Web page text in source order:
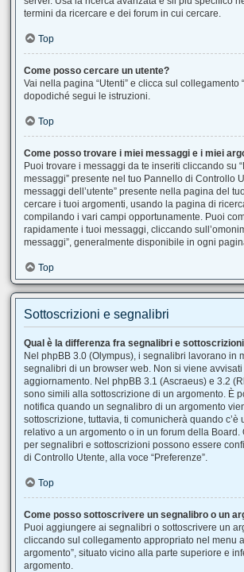
termini da ricercare e dei forum in cui cercare.
Top
Come posso cercare un utente?
Vai nella pagina “Utenti” e clicca sul collegamento
dopodiché segui le istruzioni.
Top
Come posso trovare i miei messaggi e i miei
Puoi trovare i messaggi da te inseriti cliccando su
messaggi” presente nel tuo Pannello di Controllo
messaggi dell’utente” presente nella pagina del
cercare i tuoi argomenti, usando la pagina di
compilando i vari campi opportunamente. Puoi
rapidamente i tuoi messaggi, cliccando
messaggi”, generalmente disponibile in ogni
Top
Sottoscrizioni e segnalibri
Qual è la differenza fra segnalibri e
Nel phpBB 3.0 (Olympus), i segnalibri lavorano in
segnalibri di un browser web. Non si viene
aggiornamento. Nel phpBB 3.1 (Ascraeus) e 3.2
sono simili alla sottoscrizione di un argomento. È
notifica quando un segnalibro di un argomento
sottoscrizione, tuttavia, ti comunicherà quando c’è
relativo a un argomento o in un forum della Board.
per segnalibri e sottoscrizioni possono essere
di Controllo Utente, alla voce “Preferenze”.
Top
Come posso sottoscrivere un segnalibro o un
Puoi aggiungere ai segnalibri o sottoscrivere un
cliccando sul collegamento appropriato nel menu
argomento”, situato vicino alla parte superiore e
argomento.